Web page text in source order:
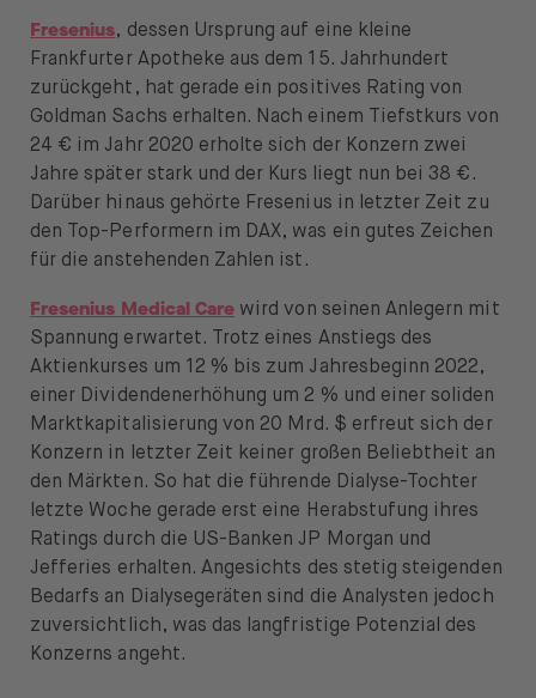
DE
Öffnen Sie das Sprachwechselmenü
Fresenius, dessen Ursprung auf eine kleine
Frankfurter Apotheke aus dem 15. Jahrhundert
zurückgeht, hat gerade ein positives Rating von
Goldman Sachs erhalten. Nach einem Tiefstkurs von
24 € im Jahr 2020 erholte sich der Konzern zwei
Jahre später stark und der Kurs liegt nun bei 38 €.
Darüber hinaus gehörte Fresenius in letzter Zeit zu
den Top-Performern im DAX, was ein gutes Zeichen
für die anstehenden Zahlen ist.
Fresenius Medical Care wird von seinen Anlegern mit
Spannung erwartet. Trotz eines Anstiegs des
Aktienkurses um 12 % bis zum Jahresbeginn 2022,
einer Dividendenerhöhung um 2 % und einer soliden
Marktkapitalisierung von 20 Mrd. $ erfreut sich der
Konzern in letzter Zeit keiner großen Beliebtheit an
den Märkten. So hat die führende Dialyse-Tochter
letzte Woche gerade erst eine Herabstufung ihres
Ratings durch die US-Banken JP Morgan und
Jefferies erhalten. Angesichts des stetig steigenden
Bedarfs an Dialysegeräten sind die Analysten jedoch
zuversichtlich, was das langfristige Potenzial des
Konzerns angeht.